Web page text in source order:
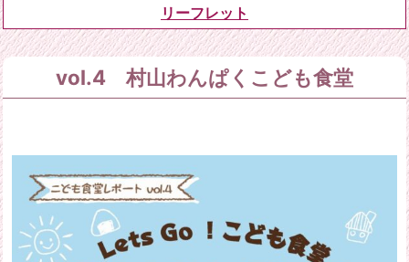
リーフレット
vol.4 村山わんぱくこども食堂